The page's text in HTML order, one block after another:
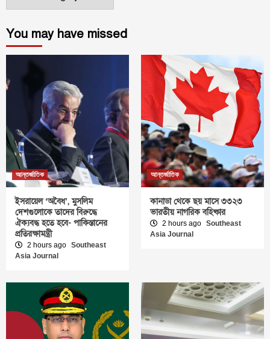
You may have missed
আন্তর্জাতিক
ইসরায়েল ‘অবৈধ’, মুসলিম
দেশগুলোকে তাদের বিরুদ্ধে
ঐক্যবদ্ধ হতে হবে- পাকিস্তানের
প্রতিরক্ষামন্ত্রী
2 hours ago Southeast
Asia Journal
আন্তর্জাতিক
কানাডা থেকে ছয় মাসে ৩৩২৩
ভারতীয় নাগরিক বহিষ্কার
2 hours ago Southeast
Asia Journal